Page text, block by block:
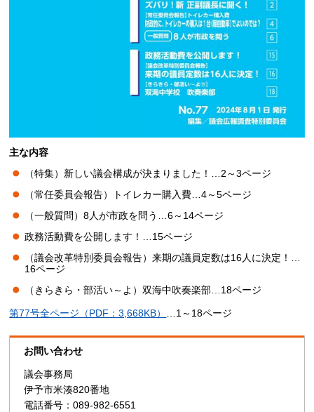
主な内容
（特集）新しい議会構成が決まりました！…2～3ページ
（常任委員会報告）トイレカー購入費…4～5ページ
（一般質問）8人が市政を問う…6～14ページ
政務活動費を公開します！…15ページ
（議会改革特別委員会報告）来期の議員定数は16人に決定！…
16ページ
（きらきら・部活い～よ）双海中吹奏楽部…18ページ
第77号全ページ（PDF：3,668KB） …1～18ページ
お問い合わせ
議会事務局
伊予市米湊820番地
電話番号：089-982-6551